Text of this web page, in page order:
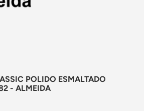
POLIDO ESMALTADO
- ALMEIDA